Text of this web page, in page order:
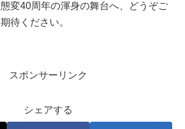
態変40周年の渾身の舞台へ、どうぞご
期待ください。
スポンサーリンク
シェアする